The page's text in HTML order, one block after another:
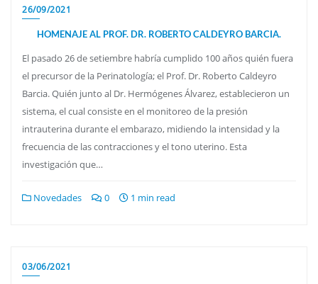
26/09/2021
HOMENAJE AL PROF. DR. ROBERTO CALDEYRO BARCIA.
El pasado 26 de setiembre habría cumplido 100 años quién fuera
el precursor de la Perinatología; el Prof. Dr. Roberto Caldeyro
Barcia. Quién junto al Dr. Hermógenes Álvarez, establecieron un
sistema, el cual consiste en el monitoreo de la presión
intrauterina durante el embarazo, midiendo la intensidad y la
frecuencia de las contracciones y el tono uterino. Esta
investigación que…
Novedades 0 1 min read
03/06/2021